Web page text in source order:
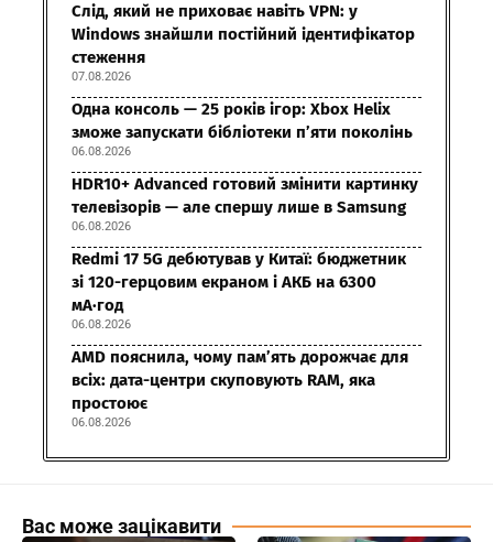
Слід, який не приховає навіть VPN: у
Windows знайшли постійний ідентифікатор
стеження
07.08.2026
Одна консоль — 25 років ігор: Xbox Helix
зможе запускати бібліотеки п’яти поколінь
06.08.2026
HDR10+ Advanced готовий змінити картинку
телевізорів — але спершу лише в Samsung
06.08.2026
Redmi 17 5G дебютував у Китаї: бюджетник
зі 120-герцовим екраном і АКБ на 6300
мА·год
06.08.2026
AMD пояснила, чому пам’ять дорожчає для
всіх: дата-центри скуповують RAM, яка
простоює
06.08.2026
Вас може зацікавити